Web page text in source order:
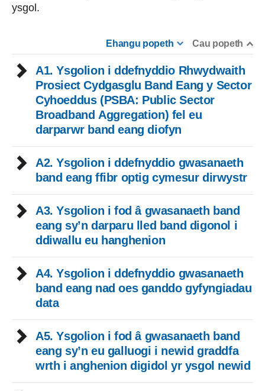
ysgol.
Ehangu popeth Cau popeth
A1. Ysgolion i ddefnyddio Rhwydwaith
Prosiect Cydgasglu Band Eang y Sector
Cyhoeddus (PSBA: Public Sector
Broadband Aggregation) fel eu
darparwr band eang diofyn
A2. Ysgolion i ddefnyddio gwasanaeth
band eang ffibr optig cymesur dirwystr
A3. Ysgolion i fod â gwasanaeth band
eang sy’n darparu lled band digonol i
ddiwallu eu hanghenion
A4. Ysgolion i ddefnyddio gwasanaeth
band eang nad oes ganddo gyfyngiadau
data
A5. Ysgolion i fod â gwasanaeth band
eang sy’n eu galluogi i newid graddfa
wrth i anghenion digidol yr ysgol newid